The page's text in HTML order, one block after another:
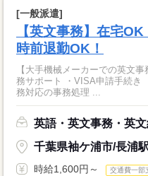
[一般派遣]
【英文事務】在宅
時前退勤OK！
【大手機械メーカーでの英文事務のお仕事】 ◆
務サポート ・VISA申請手続き
務対応の事務処理 ...
英語・英文事務・英
千葉県袖ケ浦市/長浦駅
時給1,600円～ 交通費一部